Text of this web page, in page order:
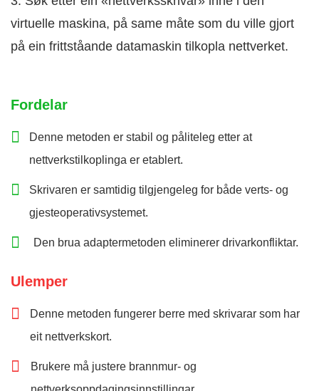
virtuelle maskina, på same måte som du ville gjort
på ein frittståande datamaskin tilkopla nettverket.
Fordelar
Denne metoden er stabil og påliteleg etter at
nettverkstilkoplinga er etablert.
Skrivaren er samtidig tilgjengeleg for både verts- og
gjesteoperativsystemet.
Den brua adaptermetoden eliminerer drivarkonfliktar.
Ulemper
Denne metoden fungerer berre med skrivarar som har
eit nettverkskort.
Brukere må justere brannmur- og